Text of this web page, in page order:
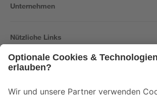
Unternehmen
Nützliche Links
Der toom Newsletter: Keine Angebote und Aktionen